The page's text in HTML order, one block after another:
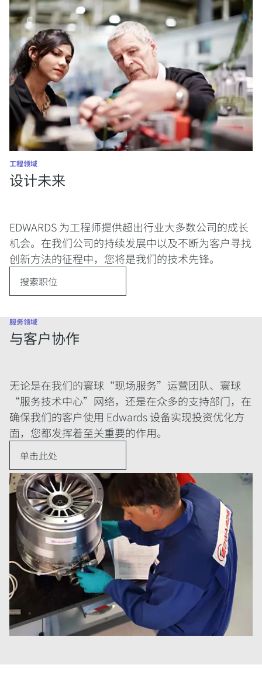
工程领域
设计未来
EDWARDS 为工程师提供超出行业大多数公司的成长
机会。在我们公司的持续发展中以及不断为客户寻找
创新方法的征程中，您将是我们的技术先锋。
搜索职位
服务领域
与客户协作
无论是在我们的寰球“现场服务”运营团队、寰球
“服务技术中心”网络，还是在众多的支持部门，在
确保我们的客户使用 Edwards 设备实现投资优化方
面，您都发挥着至关重要的作用。
单击此处